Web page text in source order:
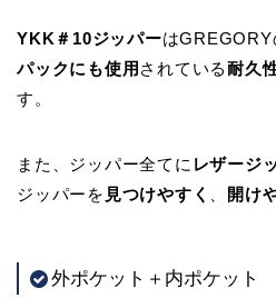
YKK＃10ジッパーはGREGORY
パックにも使用 されている耐久
す。
また、ジッパー全てに レザージ
ジッパーを 見つけやすく 開け
外ポケット＋内ポケット